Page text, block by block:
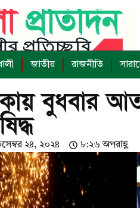
জাতীয় রাজনীতি
বুধবার
২৪, ২০২৪ ৮:২৬ অপরাহ্ণ